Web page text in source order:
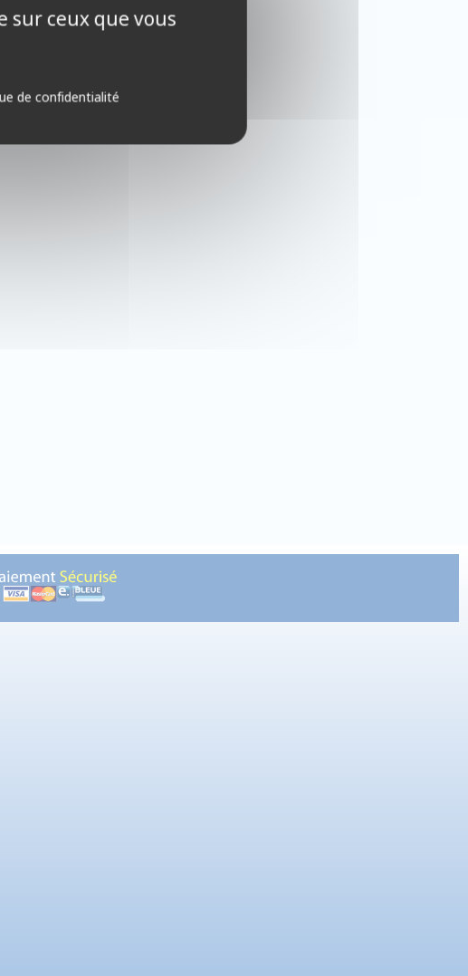
sur ceux que vous
de confidentialité